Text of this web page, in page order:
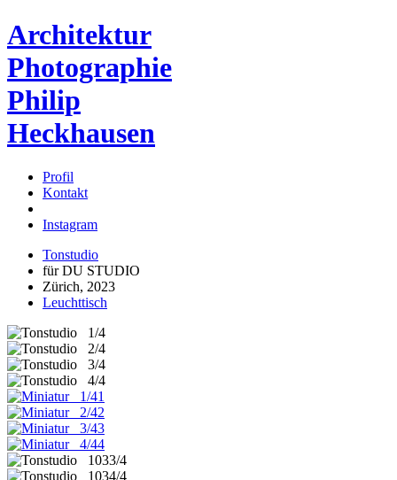
Architektur
Photographie
Philip
Heckhausen
Profil
Kontakt
Instagram
Tonstudio
für DU STUDIO
Zürich, 2023
Leuchttisch
1
2
3
4